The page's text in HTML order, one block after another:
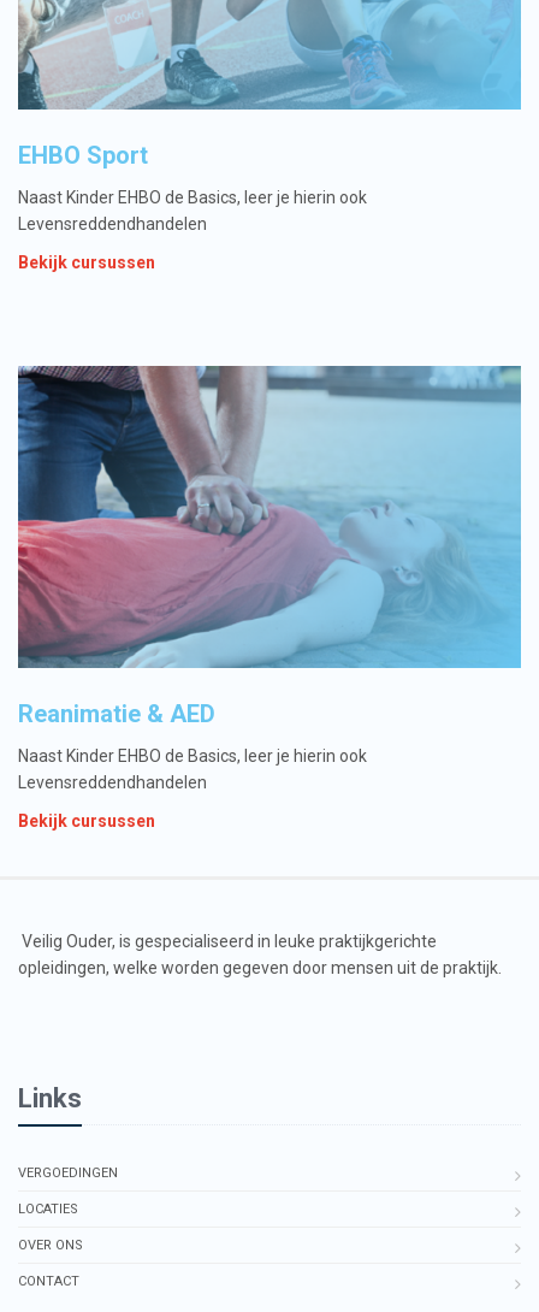
EHBO Sport
Naast Kinder EHBO de Basics, leer je hierin ook
Levensreddendhandelen
Bekijk cursussen
Reanimatie & AED
Naast Kinder EHBO de Basics, leer je hierin ook
Levensreddendhandelen
Bekijk cursussen
Veilig Ouder, is gespecialiseerd in leuke praktijkgerichte
opleidingen, welke worden gegeven door mensen uit de praktijk.
Links
VERGOEDINGEN
LOCATIES
OVER ONS
CONTACT